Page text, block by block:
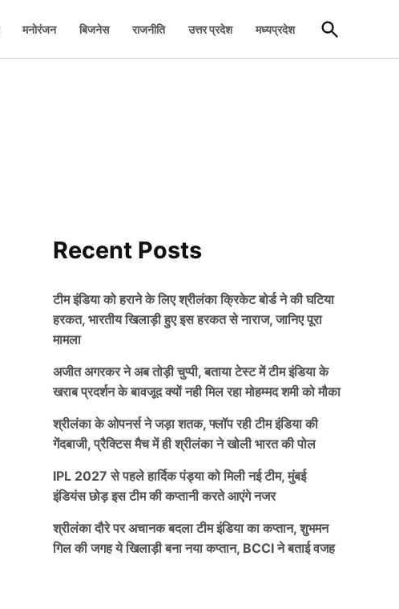
मनोरंजन बिजनेस राजनीति उत्तर प्रदेश मध्यप्रदेश
Open
Search
Recent Posts
टीम इंडिया को हराने के लिए श्रीलंका क्रिकेट बोर्ड ने की घटिया
हरकत, भारतीय खिलाड़ी हुए इस हरकत से नाराज, जानिए पूरा
मामला
अजीत अगरकर ने अब तोड़ी चुप्पी, बताया टेस्ट में टीम इंडिया के
खराब प्रदर्शन के बावजूद क्यों नही मिल रहा मोहम्मद शमी को मौका
श्रीलंका के ओपनर्स ने जड़ा शतक, फ्लॉप रही टीम इंडिया की
गेंदबाजी, प्रैक्टिस मैच में ही श्रीलंका ने खोली भारत की पोल
IPL 2027 से पहले हार्दिक पंड्या को मिली नई टीम, मुंबई
इंडियंस छोड़ इस टीम की कप्तानी करते आएंगे नजर
श्रीलंका दौरे पर अचानक बदला टीम इंडिया का कप्तान, शुभमन
गिल की जगह ये खिलाड़ी बना नया कप्तान, BCCI ने बताई वजह